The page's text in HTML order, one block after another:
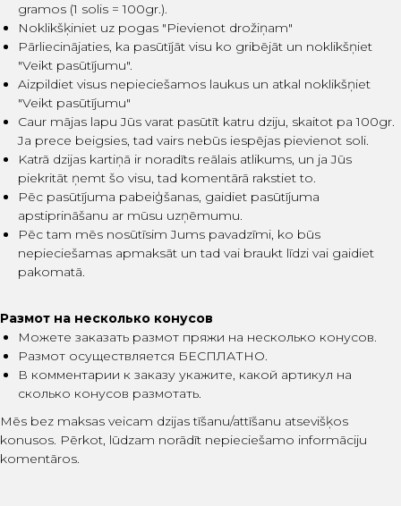
gramos (1 solis = 100gr.).
Noklikšķiniet uz pogas "Pievienot drožiņam"
Pārliecinājaties, ka pasūtījāt visu ko gribējāt un noklikšņiet
"Veikt pasūtījumu".
Aizpildiet visus nepieciešamos laukus un atkal noklikšņiet
"Veikt pasūtījumu"
Caur mājas lapu Jūs varat pasūtīt katru dziju, skaitot pa 100gr.
Ja prece beigsies, tad vairs nebūs iespējas pievienot soli.
Katrā dzijas kartiņā ir noradīts reālais atlikums, un ja Jūs
piekritāt ņemt šo visu, tad komentārā rakstiet to.
Pēc pasūtījuma pabeiģšanas, gaidiet pasūtījuma
apstiprināšanu ar mūsu uzņēmumu.
Pēc tam mēs nosūtīsim Jums pavadzīmi, ko būs
nepieciešamas apmaksāt un tad vai braukt līdzi vai gaidiet
pakomatā.
Размот на несколько конусов
Можете заказать размот пряжи на несколько конусов.
Размот осуществляется БЕСПЛАТНО.
В комментарии к заказу укажите, какой артикул на
сколько конусов размотать.
Mēs bez maksas veicam dzijas tīšanu/attīšanu atsevišķos
konusos. Pērkot, lūdzam norādīt nepieciešamo informāciju
komentāros.